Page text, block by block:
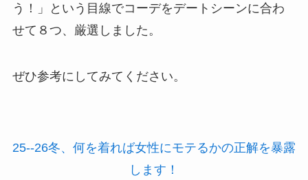
う！」という目線でコーデをデートシーンに合わ
せて８つ、厳選しました。
ぜひ参考にしてみてください。
25--26冬、何を着れば女性にモテるかの正解を暴露
します！